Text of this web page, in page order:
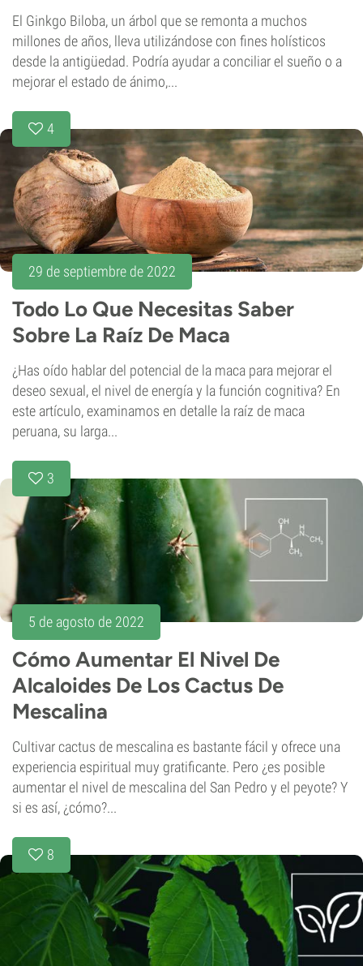
El Ginkgo Biloba, un árbol que se remonta a muchos
millones de años, lleva utilizándose con fines holísticos
desde la antigüedad. Podría ayudar a conciliar el sueño o a
mejorar el estado de ánimo,...
4
29 de septiembre de 2022
Todo Lo Que Necesitas Saber
Sobre La Raíz De Maca
¿Has oído hablar del potencial de la maca para mejorar el
deseo sexual, el nivel de energía y la función cognitiva? En
este artículo, examinamos en detalle la raíz de maca
peruana, su larga...
3
5 de agosto de 2022
Cómo Aumentar El Nivel De
Alcaloides De Los Cactus De
Mescalina
Cultivar cactus de mescalina es bastante fácil y ofrece una
experiencia espiritual muy gratificante. Pero ¿es posible
aumentar el nivel de mescalina del San Pedro y el peyote? Y
si es así, ¿cómo?...
8